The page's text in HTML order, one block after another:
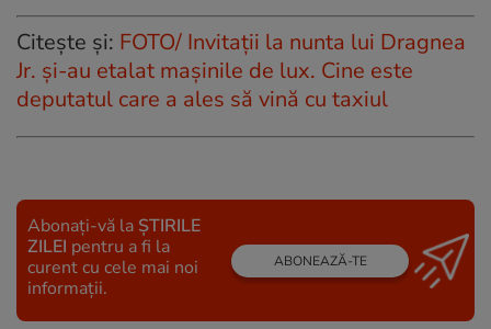
Citește și: FOTO/ Invitații la nunta lui Dragnea
Jr. și-au etalat mașinile de lux. Cine este
deputatul care a ales să vină cu taxiul
Abonați-vă la ȘTIRILE
ZILEI pentru a fi la
curent cu cele mai noi
informații.
ABONEAZĂ-TE